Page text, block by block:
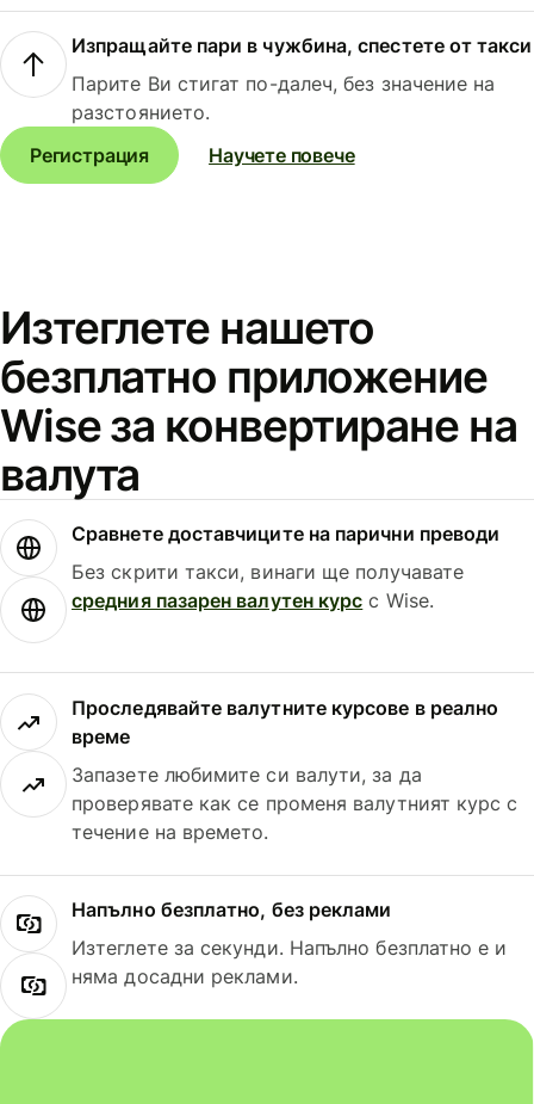
Изпращайте пари в чужбина, спестете от такси
Парите Ви стигат по-далеч, без значение на
разстоянието.
Регистрация
Научете повече
Изтеглете нашето
безплатно приложение
Wise за конвертиране на
валута
Сравнете доставчиците на парични преводи
Без скрити такси, винаги ще получавате
средния пазарен валутен курс с Wise.
Проследявайте валутните курсове в реално
време
Запазете любимите си валути, за да
проверявате как се променя валутният курс с
течение на времето.
Напълно безплатно, без реклами
Изтеглете за секунди. Напълно безплатно е и
няма досадни реклами.